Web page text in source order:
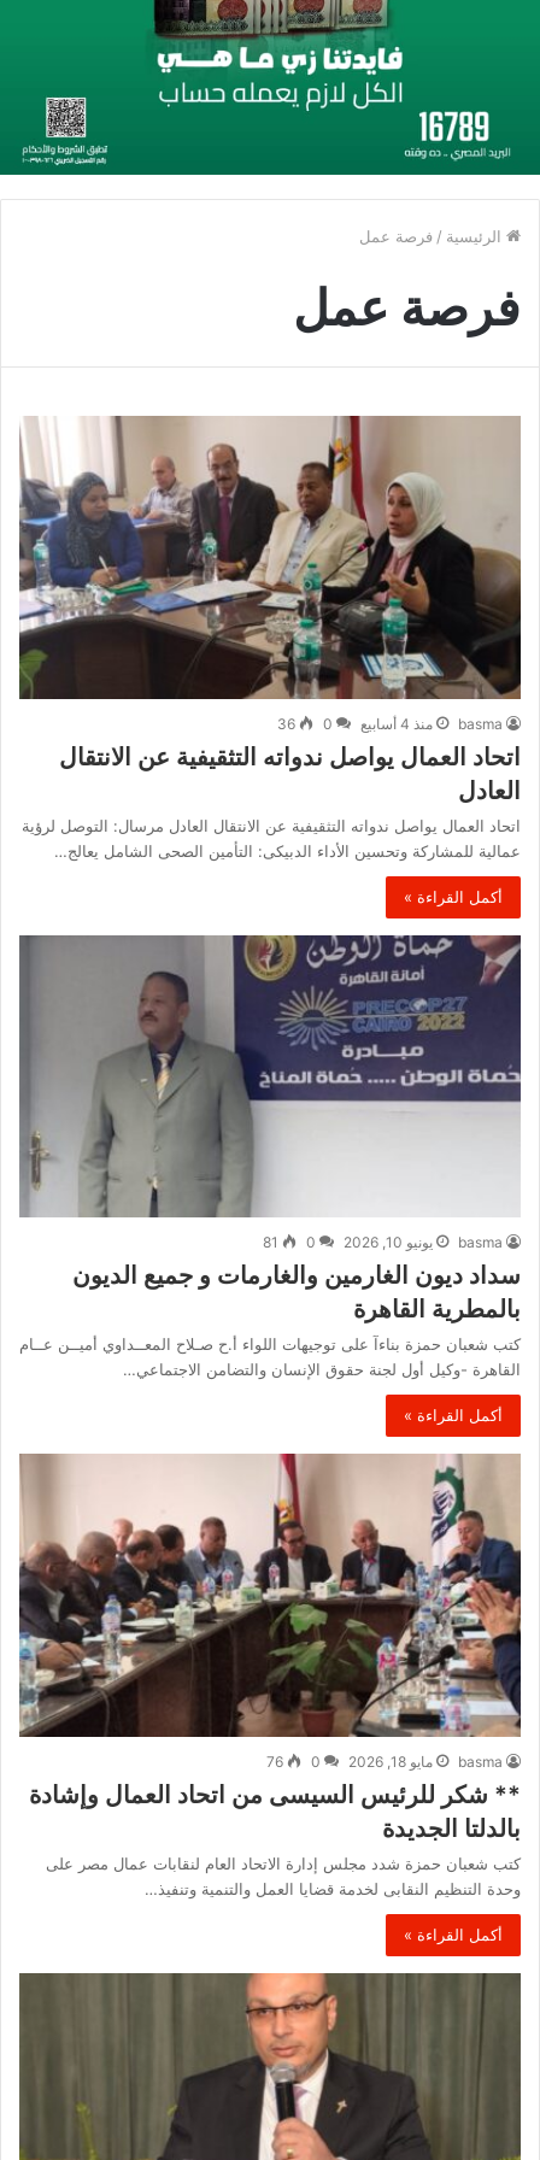
الرئيسية / فرصة عمل
فرصة عمل
basma منذ 4 أسابيع 0
36
اتحاد العمال يواصل ندواته التثقيفية عن الانتقال
العادل
اتحاد العمال يواصل ندواته التثقيفية عن الانتقال العادل مرسال: التوصل لرؤية
عمالية للمشاركة وتحسين الأداء الدبيكى: التأمين الصحى الشامل يعالج…
أكمل القراءة »
basma يونيو 10, 2026 0
81
سداد ديون الغارمين والغارمات و جميع الديون
بالمطرية القاهرة
كتب شعبان حمزة بناءآ على توجيهات اللواء أ.ح صـلاح المعــداوي أميــن عــام
القاهرة -وكيل أول لجنة حقوق الإنسان والتضامن الاجتماعي…
أكمل القراءة »
basma مايو 18, 2026 0
76
** شكر للرئيس السيسى من اتحاد العمال وإشادة
بالدلتا الجديدة
كتب شعبان حمزة شدد مجلس إدارة الاتحاد العام لنقابات عمال مصر على
وحدة التنظيم النقابى لخدمة قضايا العمل والتنمية وتنفيذ…
أكمل القراءة »